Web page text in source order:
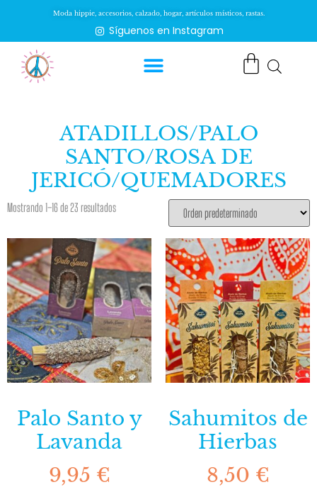
Moda hippie, accesorios, calzado, hogar, artículos místicos, rastas.
Síguenos en Instagram
ATADILLOS/PALO
SANTO/ROSA DE
JERICÓ/QUEMADORES
Mostrando 1–16 de 23 resultados
Palo Santo y
Lavanda
9,95 €
Sahumitos de
Hierbas
8,50 €